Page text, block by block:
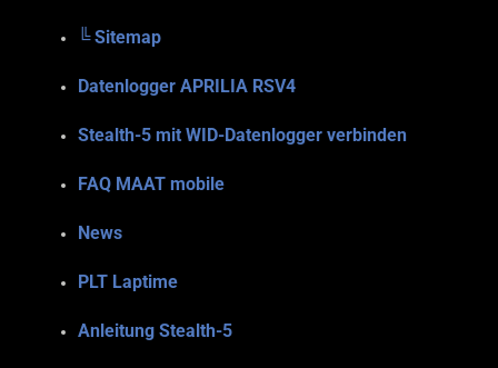
╚ Sitemap
Datenlogger APRILIA RSV4
Stealth-5 mit WID-Datenlogger verbinden
FAQ MAAT mobile
News
PLT Laptime
Anleitung Stealth-5